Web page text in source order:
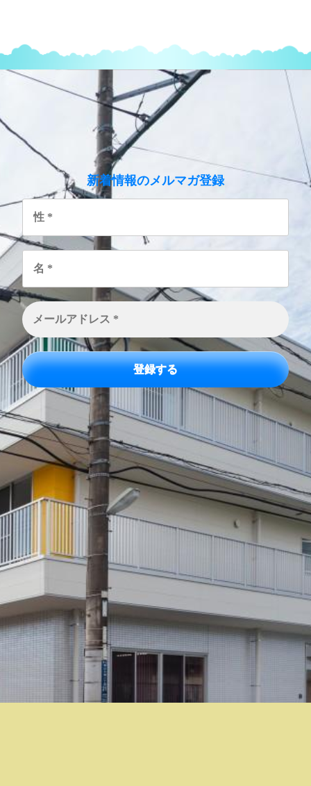
新着情報のメルマガ登録
性
名
メ
ー
ル
ア
ド
レ
ス
*